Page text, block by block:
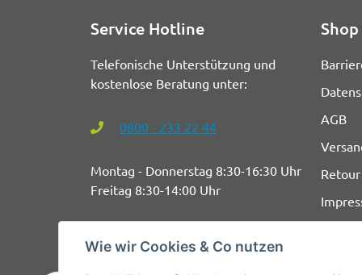
Wie wir Cookies & Co nutzen
Service Hotline
Telefonische Unterstützung und
kostenlose Beratung unter:
0800 - 233 22 44
Montag - Donnerstag 8:30-16:30 Uhr
Freitag 8:30-14:00 Uhr
AGB
Retour